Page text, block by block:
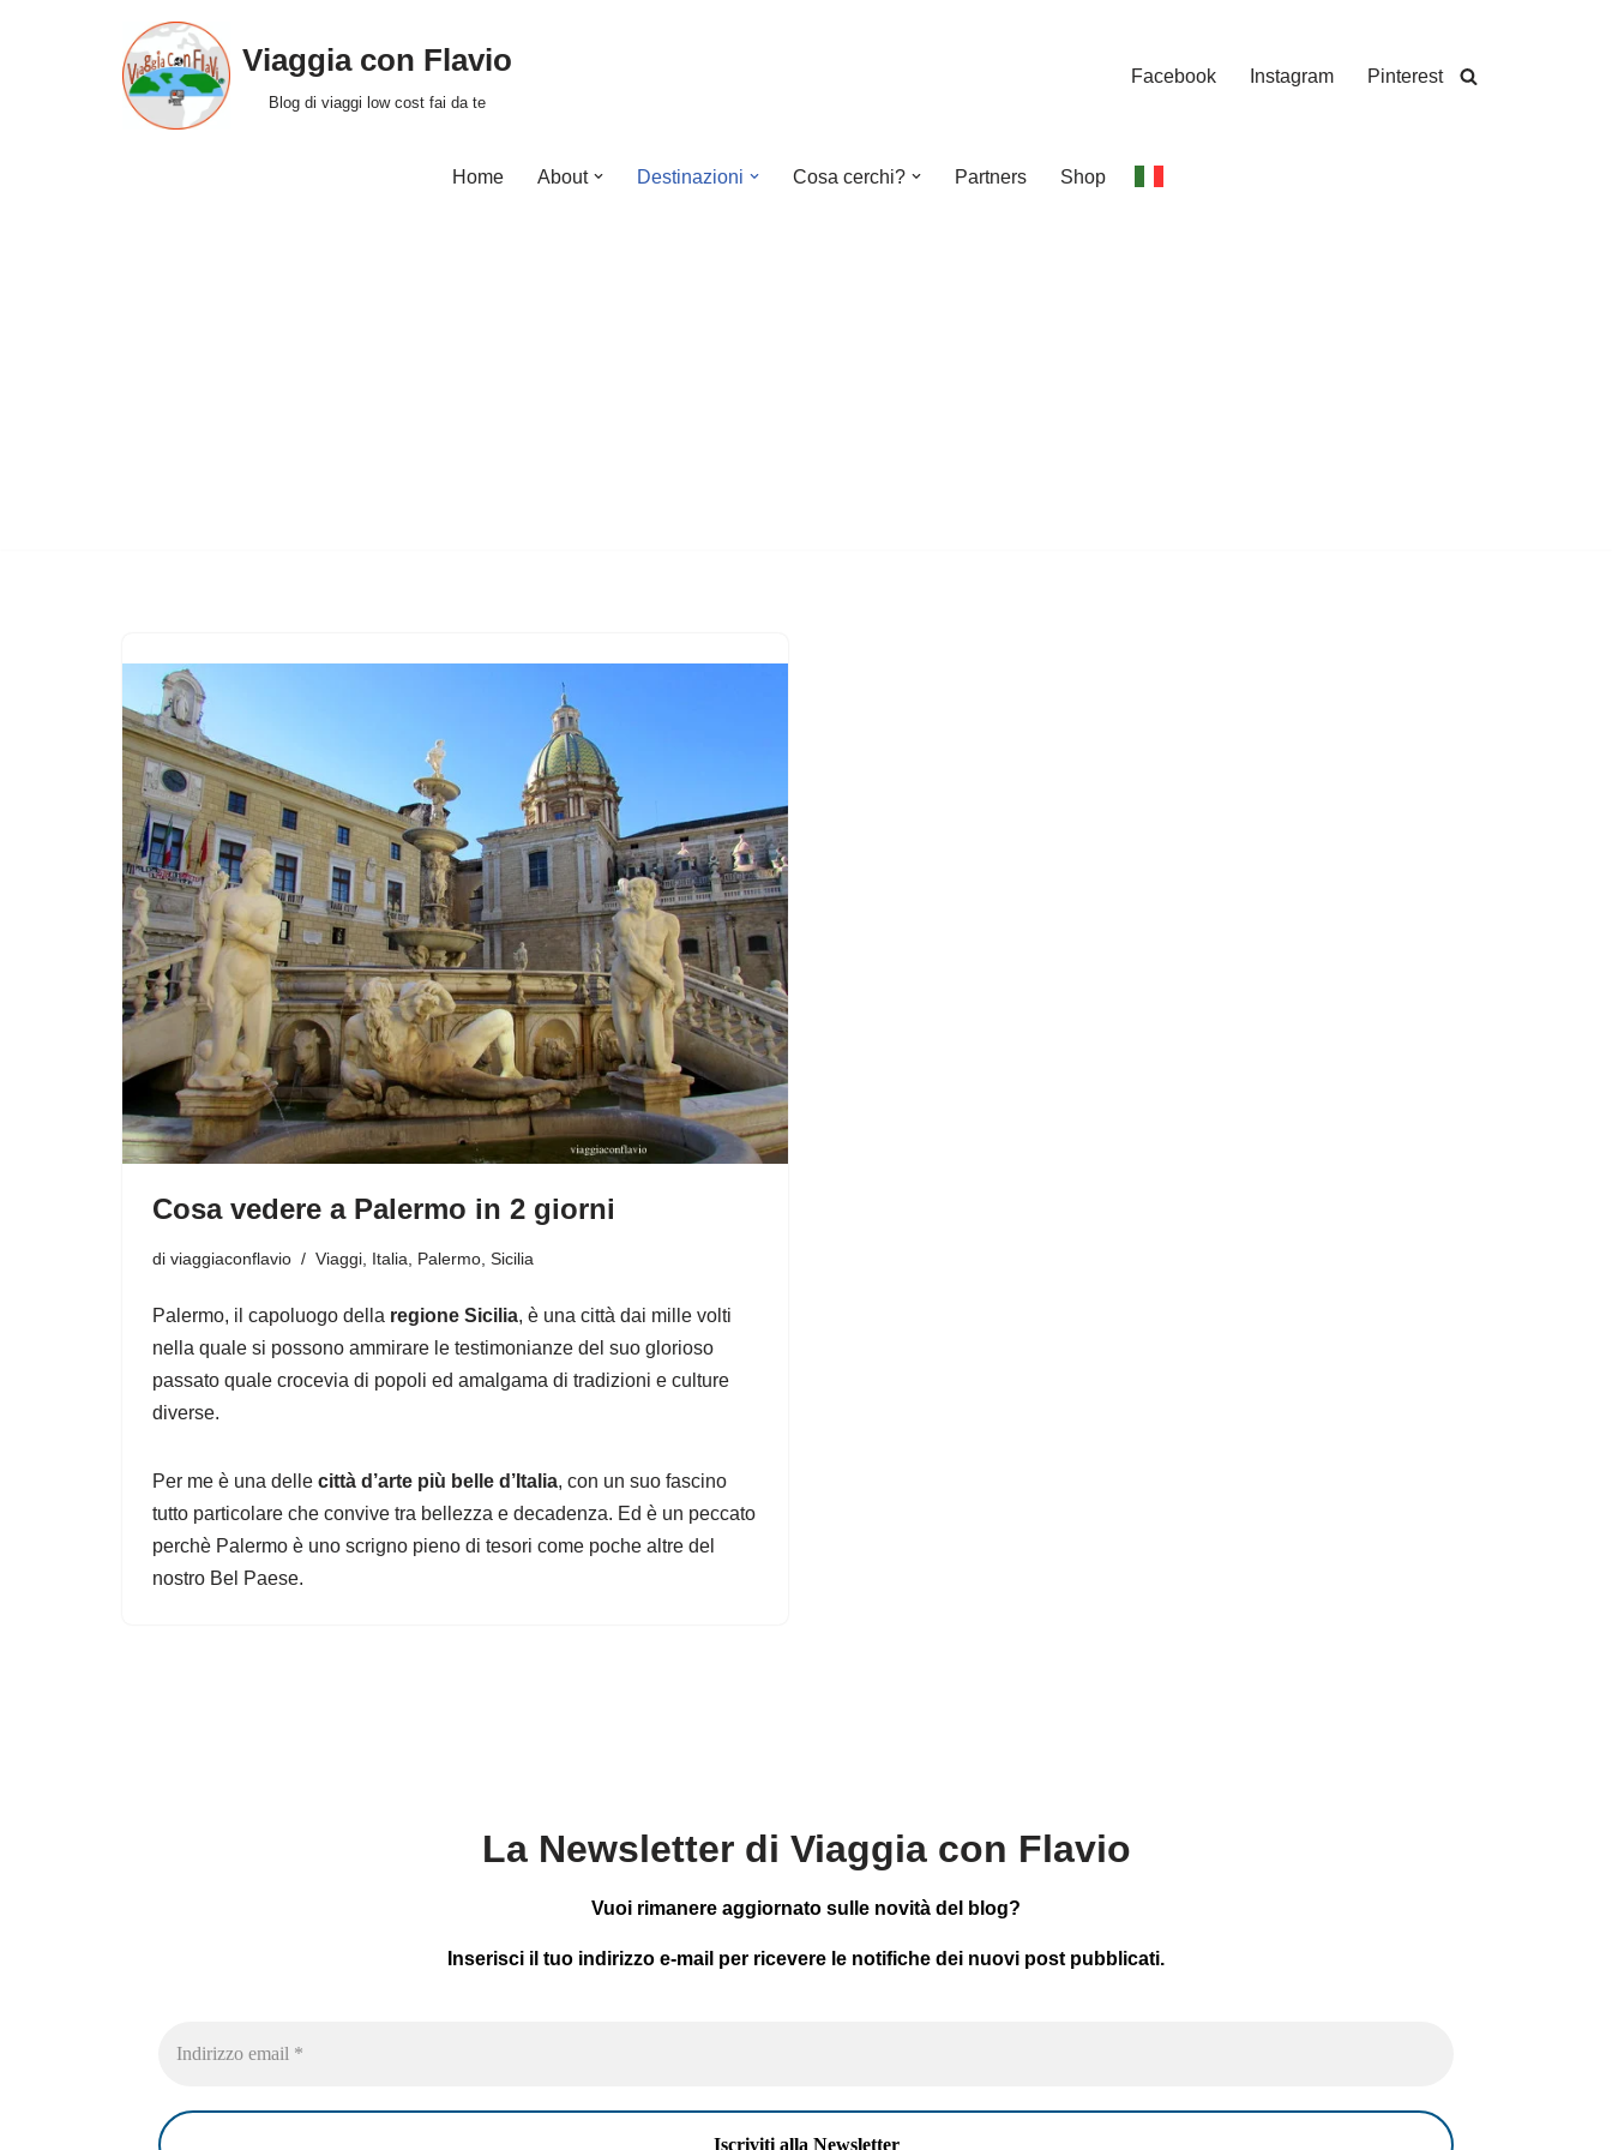
Viaggia con Flavio
Blog di viaggi low cost fai da te
Facebook Instagram Pinterest
Home About Destinazioni Cosa cerchi? Partners Shop
Cosa vedere a Palermo in 2 giorni
di viaggiaconflavio Viaggi Italia Palermo Sicilia
Palermo, il capoluogo della regione Sicilia, è una città dai mille volti
nella quale si possono ammirare le testimonianze del suo glorioso
passato quale crocevia di popoli ed amalgama di tradizioni e culture
diverse.
Per me è una delle città d’arte più belle d’Italia, con un suo fascino
tutto particolare che convive tra bellezza e decadenza. Ed è un peccato
perchè Palermo è uno scrigno pieno di tesori come poche altre del
nostro Bel Paese.
La Newsletter di Viaggia con Flavio
Vuoi rimanere aggiornato sulle novità del blog?
Inserisci il tuo indirizzo e-mail per ricevere le notifiche dei nuovi post pubblicati.